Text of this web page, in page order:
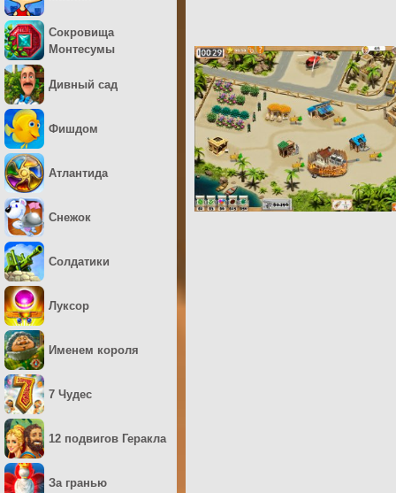
Сокровища
Монтесумы
Дивный сад
Фишдом
Атлантида
Снежок
Солдатики
Луксор
Именем короля
7 Чудес
12 подвигов Геракла
За гранью